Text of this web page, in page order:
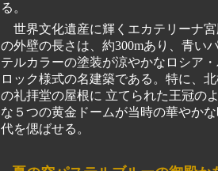
る。
世界文化遺産に輝くエカテリーナ
の外壁の長さは、約300mあり、青い
テルカラーの塗装が涼やかなロシア
ロック様式の名建築である。特に、
の礼拝堂の屋根に 立てられた王冠のよう
な５つの黄金ドームが当時の華やか
代を偲ばせる。